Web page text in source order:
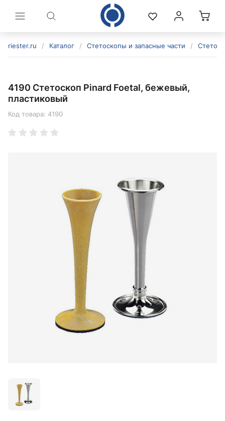
riester.ru / Каталог / Стетоскопы и запасные части /
4190 Стетоскоп Pinard Foetal, бежевый,
пластиковый
Код товара: 4190
политикой конфиденциальности